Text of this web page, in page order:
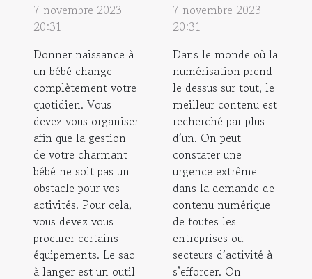
7 novembre 2023
20:31
Donner naissance à
un bébé change
complètement votre
quotidien. Vous
devez vous organiser
afin que la gestion
de votre charmant
bébé ne soit pas un
obstacle pour vos
activités. Pour cela,
vous devez vous
procurer certains
équipements. Le sac
à langer est un outil
7 novembre 2023
20:31
Dans le monde où la
numérisation prend
le dessus sur tout, le
meilleur contenu est
recherché par plus
d’un. On peut
constater une
urgence extrême
dans la demande de
contenu numérique
de toutes les
entreprises ou
secteurs d’activité à
s’efforcer. On